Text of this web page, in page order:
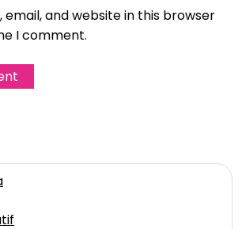
email, and website in this browser
I comment.